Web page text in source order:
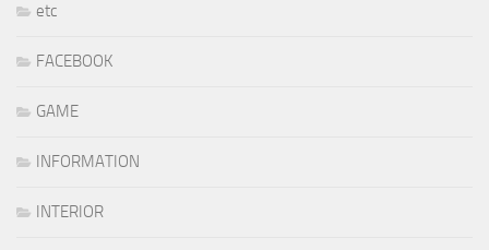
etc
FACEBOOK
GAME
INFORMATION
INTERIOR